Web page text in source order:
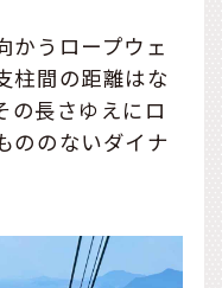
かうロープウェ
柱間の距離はな
長さゆえにロ
ののないダイナ